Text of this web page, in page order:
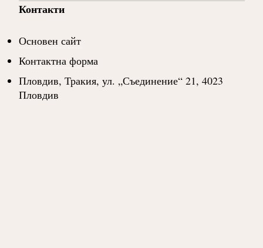
Контакти
Основен сайт
Контактна форма
Пловдив, Тракия, ул. „Съединение“ 21, 4023
Пловдив